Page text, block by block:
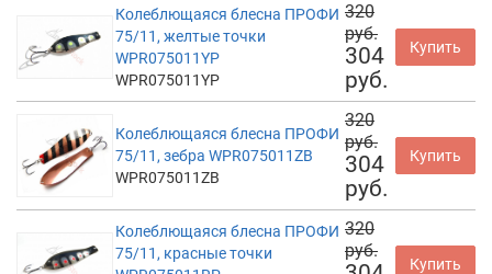
Колеблющаяся блесна ПРОФИ
75/11, желтые точки
WPR075011YP
WPR075011YP
320
руб.
304
руб.
Купить
Колеблющаяся блесна ПРОФИ
75/11, зебра WPR075011ZB
WPR075011ZB
320
руб.
304
руб.
Купить
Колеблющаяся блесна ПРОФИ
75/11, красные точки
320
руб.
Купить